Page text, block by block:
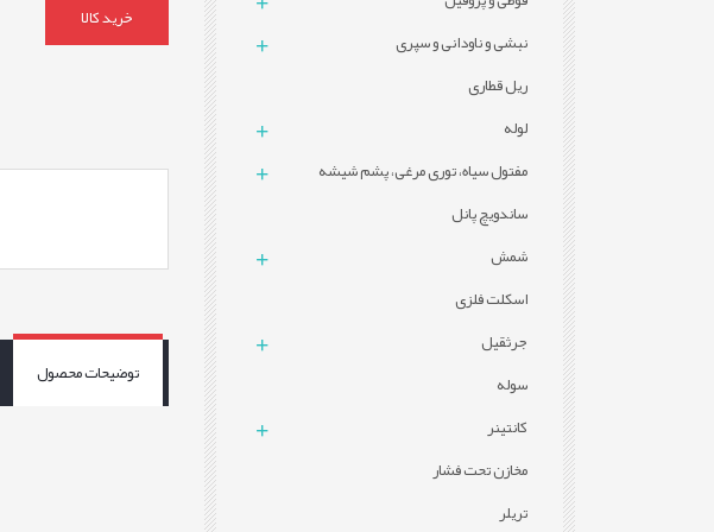
خرید کالا
توضیحات محصول
نبشی و ناودانی و سپری
ریل قطاری
لوله
مفتول سیاه، توری مرغی، پشم شیشه
ساندویچ پانل
شمش
اسکلت فلزی
جرثقیل
سوله
کانتینر
مخازن تحت فشار
تریلر